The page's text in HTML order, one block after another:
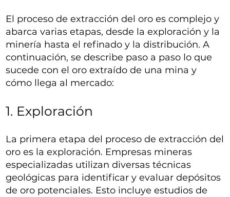
El proceso de extracción del oro es complejo y
abarca varias etapas, desde la exploración y la
minería hasta el refinado y la distribución. A
continuación, se describe paso a paso lo que
sucede con el oro extraído de una mina y
cómo llega al mercado:
1. Exploración
La primera etapa del proceso de extracción del
oro es la exploración. Empresas mineras
especializadas utilizan diversas técnicas
geológicas para identificar y evaluar depósitos
de oro potenciales. Esto incluye estudios de